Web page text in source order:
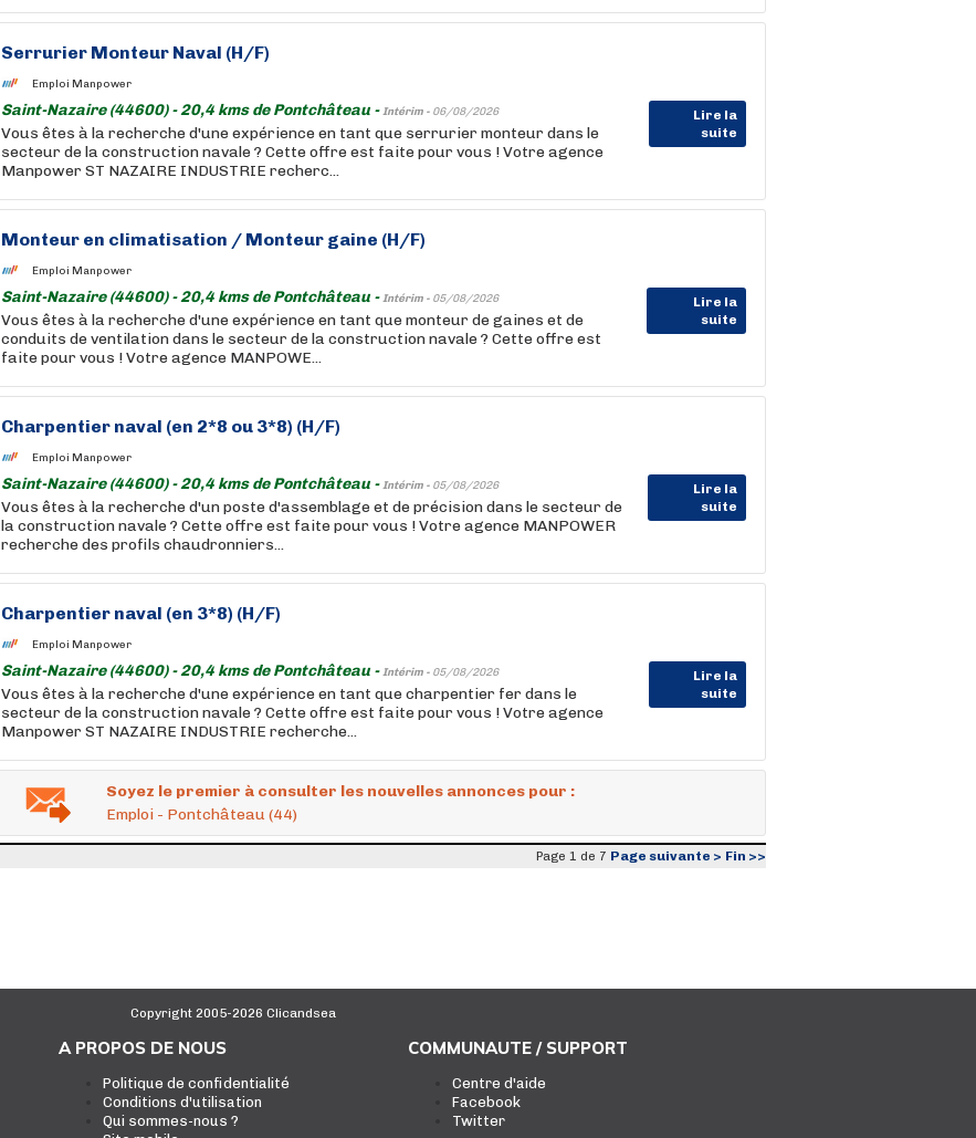
Serrurier Monteur Naval (H/F)
Emploi Manpower
Saint-Nazaire (44600) - 20,4 kms de Pontchâteau -Intérim - 06/08/2026
Lire la
suite
Vous êtes à la recherche d'une expérience en tant que serrurier monteur dans le
secteur de la construction navale ? Cette offre est faite pour vous ! Votre agence
Manpower ST NAZAIRE INDUSTRIE recherc...
Monteur en climatisation / Monteur gaine (H/F)
Emploi Manpower
Saint-Nazaire (44600) - 20,4 kms de Pontchâteau -Intérim - 05/08/2026
Lire la
suite
Vous êtes à la recherche d'une expérience en tant que monteur de gaines et de
conduits de ventilation dans le secteur de la construction navale ? Cette offre est
faite pour vous ! Votre agence MANPOWE...
Charpentier naval (en 2*8 ou 3*8) (H/F)
Emploi Manpower
Saint-Nazaire (44600) - 20,4 kms de Pontchâteau -Intérim - 05/08/2026
Lire la
suite
Vous êtes à la recherche d'un poste d'assemblage et de précision dans le secteur de
la construction navale ? Cette offre est faite pour vous ! Votre agence MANPOWER
recherche des profils chaudronniers...
Charpentier naval (en 3*8) (H/F)
Emploi Manpower
Saint-Nazaire (44600) - 20,4 kms de Pontchâteau -Intérim - 05/08/2026
Lire la
suite
Vous êtes à la recherche d'une expérience en tant que charpentier fer dans le
secteur de la construction navale ? Cette offre est faite pour vous ! Votre agence
Manpower ST NAZAIRE INDUSTRIE recherche...
Soyez le premier à consulter les nouvelles annonces pour :
Emploi - Pontchâteau (44)
Page 1 de 7 Page suivante > Fin >>
Copyright 2005-2026 Clicandsea
A PROPOS DE NOUS
Politique de confidentialité
Conditions d'utilisation
Qui sommes-nous ?
COMMUNAUTE / SUPPORT
Centre d'aide
Facebook
Twitter